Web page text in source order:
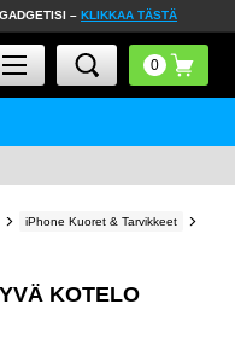
– KLIKKAA TÄSTÄ
iPhone Kuoret & Tarvikkeet
KOTELO